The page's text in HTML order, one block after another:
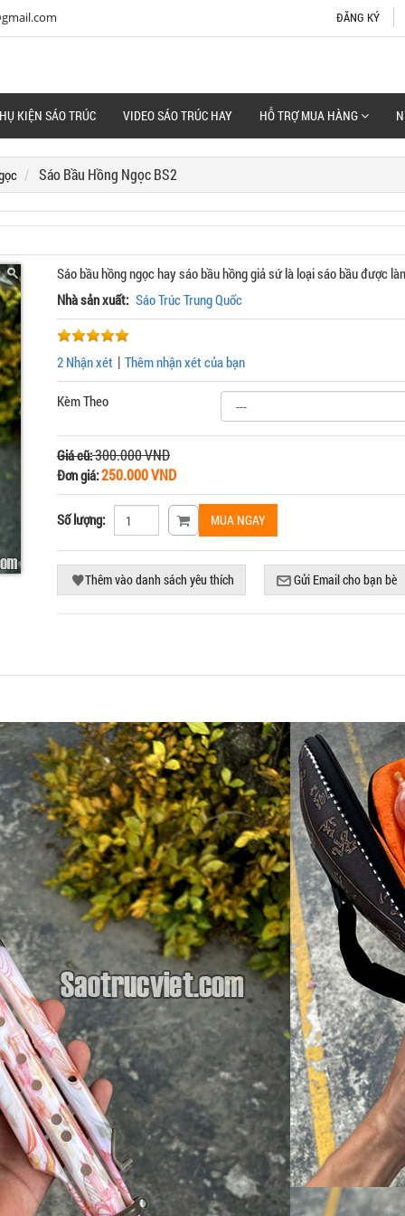
ĐĂNG KÝ
KIỆN SÁO TRÚC VIDEO SÁO TRÚC HAY HỖ TRỢ MUA HÀNG
Sáo Bầu Hồng Ngọc BS2
Sáo bầu hồng ngọc hay sáo bầu hồng giả sứ là loại sáo bầu được
Nhà sản xuất: Sáo Trúc Trung Quốc
2 Nhận xét | Thêm nhận xét của bạn
Kèm Theo
Giá cũ:300.000 VND
Đơn giá:250.000 VND
Số lượng: